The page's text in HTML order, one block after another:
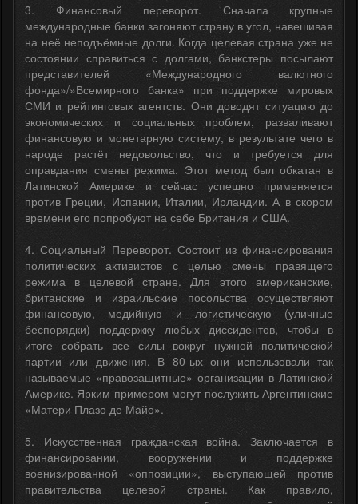
3. Финансовый переворот. Сначала крупные
международные банки загоняют страну в угол, навешивая
на неё неподъёмные долги. Когда целевая страна уже не
состоянии справиться с долгами, банкстеры посылают
представителей «Международного валютного
фонда»/»Всемирного банка» при поддержке мировых
СМИ и рейтинговых агентств. Они доводят ситуацию до
экономических и социальных проблем, разваливают
финансовую и монетарную систему, в результате чего в
народе растёт недовольство, что и требуется для
оправдания смены режима. Этот метод был обкатан в
Латинской Америке и сейчас успешно применяется
против Греции, Испании, Италии, Ирландии. А в скором
времени его попробуют на себе Британия и США.
4. Социальный Переворот. Состоит из финансирования
политических активистов с целью смены правящего
режима в целевой стране. Для этого американские,
британские и израильские посольства осуществляют
финансовую, медийную и логистическую (уличные
беспорядки) поддержку любых диссидентов, чтобы в
итоге собрать все силы вокруг нужной политической
партии или движения. В 80-ых они использовали так
называемые «правозащитные» организации в Латинской
Америке. Ярким примером могут послужить Аргентинские
«Матери Плазо де Майо».
5. Искусственная гражданская война. Заключается в
финансировании, вооружении и поддержке
военизированной «оппозиции», выступающей против
правительства целевой страны. Как правило,